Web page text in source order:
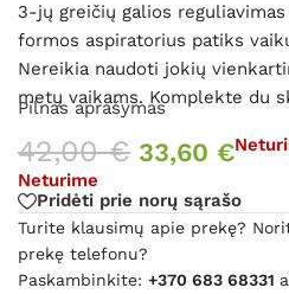
3-jų greičių galios
formos aspiratorius patiks
Nereikia naudoti jokių
metų vaikams. Komplekte du
Pilnas aprašymas
42,00€ 33,60 €
Neturime
Pridėti prie norų sąrašo
Turite klausimų apie prekę?
prekę telefonu?
Paskambinkite: +370 683 68331